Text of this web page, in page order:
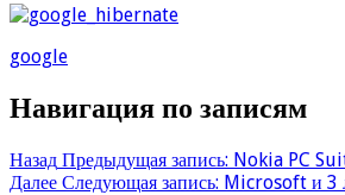
google
Навигация по записям
Назад Предыдущая запись: Nokia PC
Далее Следующая запись: Microsoft и 3